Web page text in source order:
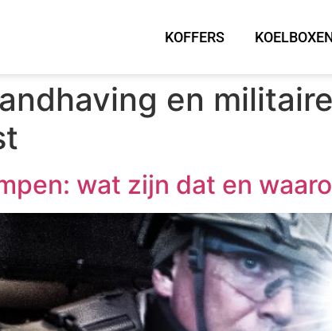
KOFFERS
en
wat zijn dat en